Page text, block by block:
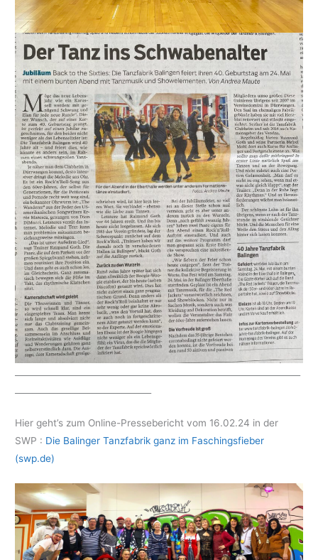
Hier geht’s zum Online-Pressebericht vom 16.02.24 in der
SWP : Die Balinger Tanzfabrik ganz im Faschingsfieber
(swp.de)